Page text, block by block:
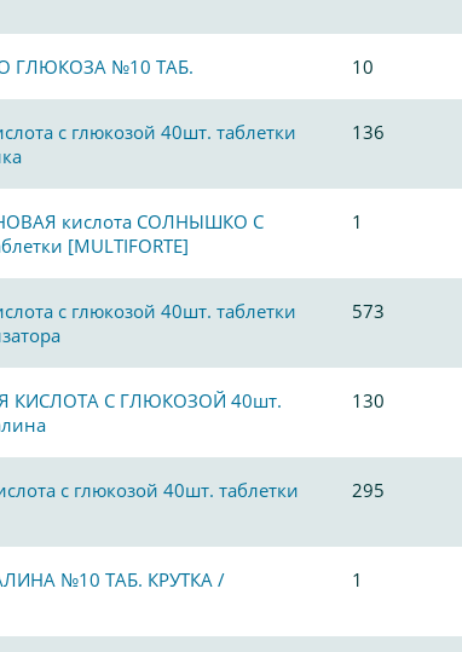
ГЛЮКОЗА №10 ТАБ. 10
с глюкозой 40шт. таблетки
136
кислота СОЛНЫШКО С
[MULTIFORTE]
1
с глюкозой 40шт. таблетки
573
КИСЛОТА С ГЛЮКОЗОЙ 40шт.
130
с глюкозой 40шт. таблетки
295
№10 ТАБ. КРУТКА /
1